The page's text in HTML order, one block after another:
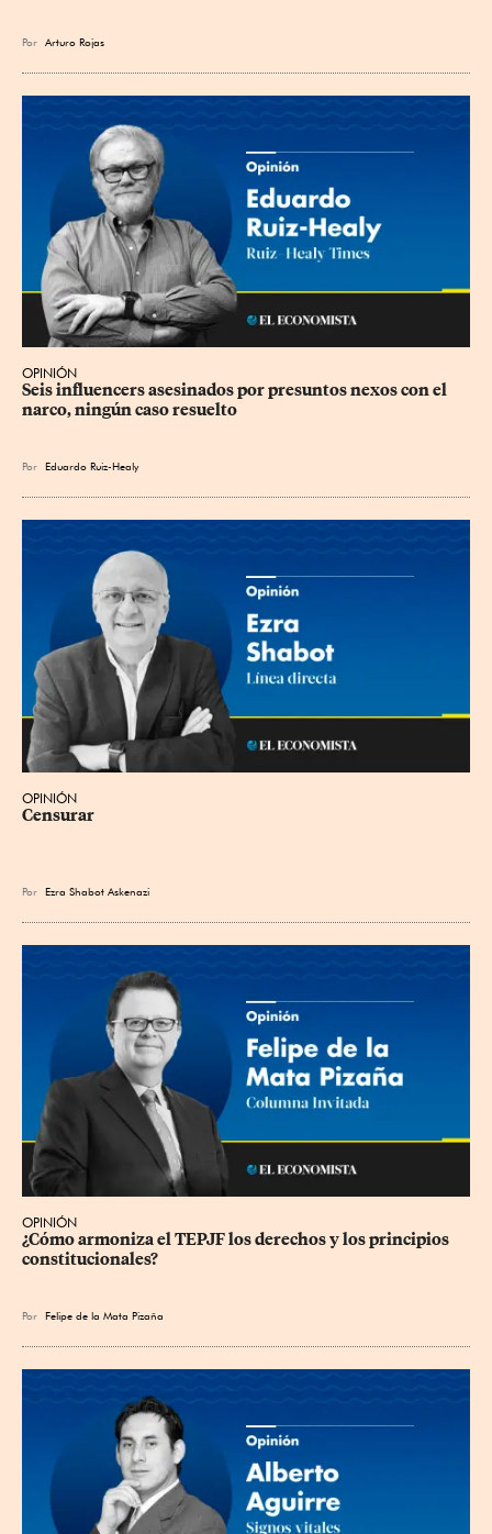
Por Arturo Rojas
OPINIÓN
Seis influencers asesinados por presuntos nexos con el
narco, ningún caso resuelto
Por Eduardo Ruiz-Healy
OPINIÓN
Censurar
Por Ezra Shabot Askenazi
OPINIÓN
¿Cómo armoniza el TEPJF los derechos y los principios
constitucionales?
Por Felipe de la Mata Pizaña